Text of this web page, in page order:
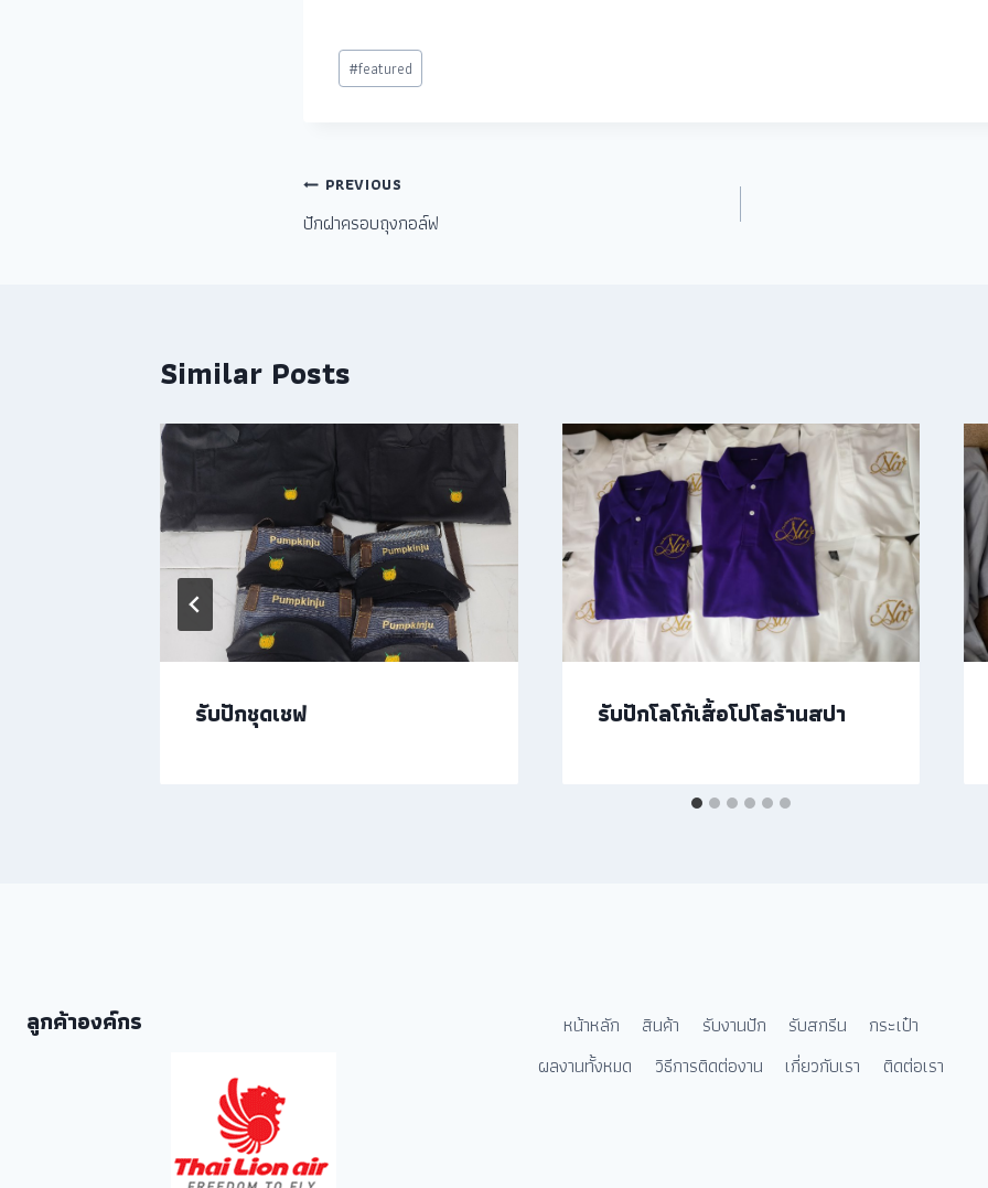
#featured
PREVIOUS
ปักฝาครอบถุงกอล์ฟ
Similar Posts
รับปักชุดเชฟ รับปักโลโก้เสื้อโปโลร้านสปา
ลูกค้าองค์กร หน้าหลัก สินค้า รับงานปัก รับสกรีน
กระเป๋า
ผลงานทั้งหมด
วิธีการติดต่องาน เกี่ยวกับเรา ติดต่อเรา